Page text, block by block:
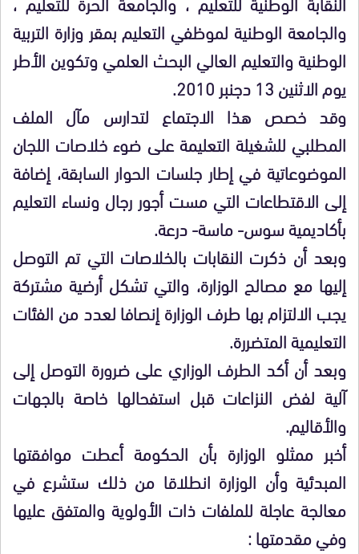
والجامعة الوطنية لموظفي التعليم بمقر وزارة التربية
الوطنية والتعليم العالي البحث العلمي وتكوين الأطر
يوم الاثنين 13 دجنبر 2010.
وقد خصص هذا الاجتماع لتدارس مآل الملف
المطلبي للشغيلة التعليمة على ضوء خلاصات اللجان
الموضوعاتية في إطار جلسات الحوار السابقة، إضافة
إلى الاقتطاعات التي مست أجور رجال ونساء التعليم
بأكاديمية سوس- ماسة- درعة.
وبعد أن ذكرت النقابات بالخلاصات التي تم التوصل
إليها مع مصالح الوزارة، والتي تشكل أرضية مشتركة
يجب الالتزام بها طرف الوزارة إنصافا لعدد من الفئات
التعليمية المتضررة.
وبعد أن أكد الطرف الوزاري على ضرورة التوصل إلى
آلية لفض النزاعات قبل استفحالها خاصة بالجهات
والأقاليم.
أخبر ممثلو الوزارة بأن الحكومة أعطت موافقتها
المبدئية وأن الوزارة انطلاقا من ذلك ستشرع في
معالجة عاجلة للملفات ذات الأولوية والمتفق عليها
وفي مقدمتها :